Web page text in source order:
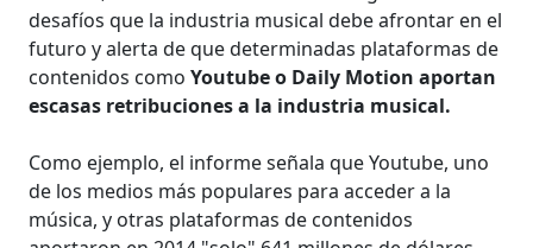
desafíos que la industria musical debe afrontar en el
futuro y alerta de que determinadas plataformas de
contenidos comoYoutube o Daily Motion aportan
escasas retribuciones a la industria musical.
Como ejemplo, el informe señala que Youtube, uno
de los medios más populares para acceder a la
música, y otras plataformas de contenidos